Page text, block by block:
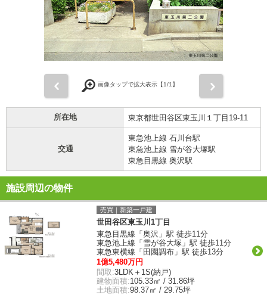
画像タップで拡大表示【1/1】
所在地 東京都世田谷区東玉川１丁目19-11
交通
東急池上線 石川台駅
東急池上線 雪が谷大塚駅
東急目黒線 奥沢駅
施設周辺の物件
売買｜新築一戸建
世田谷区東玉川1丁目
東急目黒線「奥沢」駅 徒歩11分
東急池上線「雪が谷大塚」駅 徒歩11分
東急東横線「田園調布」駅 徒歩13分
1億5,480万円
間取:3LDK＋1S(納戸)
建物面積:105.33㎡ / 31.86坪
土地面積:98.37㎡ / 29.75坪